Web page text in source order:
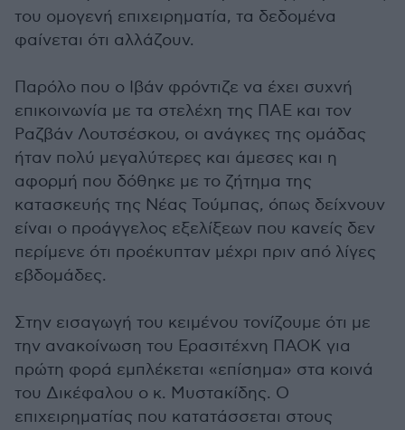
του ομογενή επιχειρηματία, τα δεδομένα
φαίνεται ότι αλλάζουν.
Παρόλο που ο Ιβάν φρόντιζε να έχει συχνή
επικοινωνία με τα στελέχη της ΠΑΕ και τον
Ραζβάν Λουτσέσκου, οι ανάγκες της ομάδας
ήταν πολύ μεγαλύτερες και άμεσες και η
αφορμή που δόθηκε με το ζήτημα της
κατασκευής της Νέας Τούμπας, όπως δείχνουν
είναι ο προάγγελος εξελίξεων που κανείς δεν
περίμενε ότι προέκυπταν μέχρι πριν από λίγες
εβδομάδες.
Στην εισαγωγή του κειμένου τονίζουμε ότι με
την ανακοίνωση του Ερασιτέχνη ΠΑΟΚ για
πρώτη φορά εμπλέκεται «επίσημα» στα κοινά
του Δικέφαλου ο κ. Μυστακίδης. Ο
επιχειρηματίας που κατατάσσεται στους